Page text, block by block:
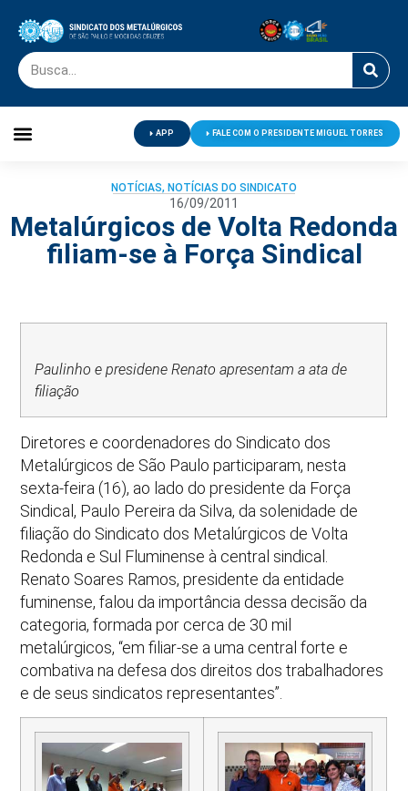
APP FALE COM O PRESIDENTE MIGUEL TORRES
NOTÍCIAS, NOTÍCIAS DO SINDICATO
16/09/2011
Metalúrgicos de Volta Redonda
filiam-se à Força Sindical
Paulinho e presidene Renato apresentam a ata de
filiação
Diretores e coordenadores do Sindicato dos
Metalúrgicos de São Paulo participaram, nesta
sexta-feira (16), ao lado do presidente da Força
Sindical, Paulo Pereira da Silva, da solenidade de
filiação do Sindicato dos Metalúrgicos de Volta
Redonda e Sul Fluminense à central sindical.
Renato Soares Ramos, presidente da entidade
fuminense, falou da importância dessa decisão da
categoria, formada por cerca de 30 mil
metalúrgicos, “em filiar-se a uma central forte e
combativa na defesa dos direitos dos trabalhadores
e de seus sindicatos representantes”.